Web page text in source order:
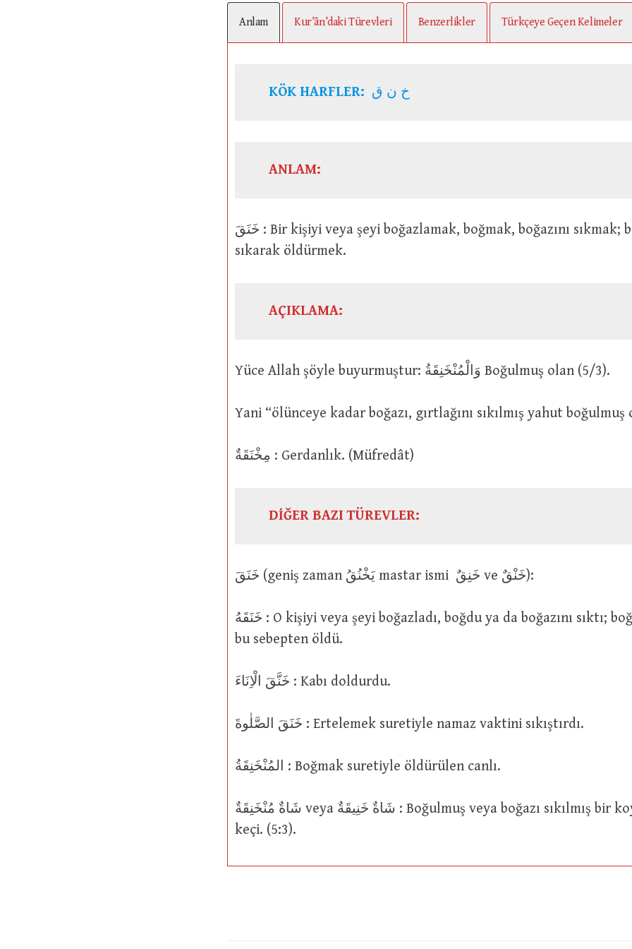
Anlam Kur’ân’daki Türevleri Benzerlikler Türkçeye Geçen Kelimeler
KÖK HARFLER: خ ن ق
ANLAM:
خَنَقَ : Bir kişiyi veya şeyi boğazlamak, boğmak, boğazını sıkmak; boğazını
sıkarak öldürmek.
AÇIKLAMA:
Yüce Allah şöyle buyurmuştur: وَالْمُنْخَنِقَةُ Boğulmuş olan (5/3).
Yani “ölünceye kadar boğazı, gırtlağını sıkılmış yahut
مِخْنَقَةٌ : Gerdanlık. (Müfredât)
DİĞER BAZI TÜREVLER:
خَنَقَ (geniş zaman يَخْنُقُ mastar ismi خَنِقٌ ve خَنْقٌ):
خَنَقَهُ : O kişiyi veya şeyi boğazladı, boğdu ya da boğazını sıktı; boğazını sıktı,
bu sebepten öldü.
خَنَّقَ الْاِنَاءَ : Kabı doldurdu.
خَنَقَ الصَّلٰوةَ : Ertelemek suretiyle namaz vaktini sıkıştırdı.
المُنْخَنِقَةُ : Boğmak suretiyle öldürülen canlı.
شَاةٌ مُنْخَنِقَةٌ veya شَاةٌ خَنِيقَةٌ : Boğulmuş veya boğazı sıkılmış bir koyun veya
keçi. (5:3).